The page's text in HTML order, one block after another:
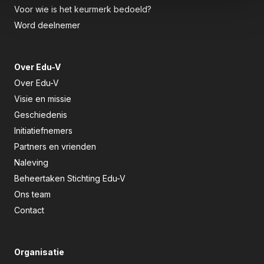
Voor wie is het keurmerk bedoeld?
Word deelnemer
Over Edu-V
Over Edu-V
Visie en missie
Geschiedenis
Initiatiefnemers
Partners en vrienden
Naleving
Beheertaken Stichting Edu-V
Ons team
Contact
Organisatie